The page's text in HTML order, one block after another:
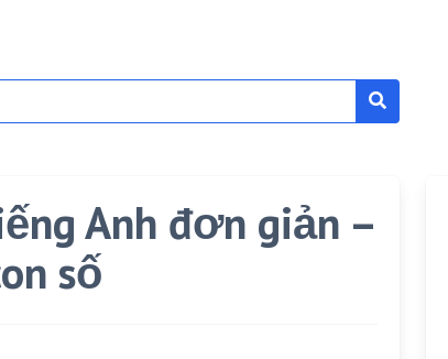
Anh đơn giản –
số